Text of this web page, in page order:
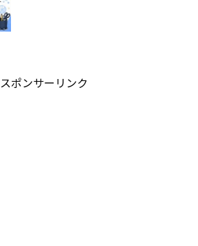
スポンサーリンク